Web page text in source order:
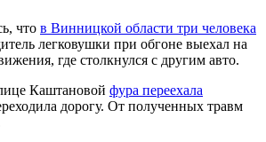
что в Винницкой области три человека
легковушки при обгоне выехал на
где столкнулся с другим авто.
Каштановой фура переехала
дорогу. От полученных травм